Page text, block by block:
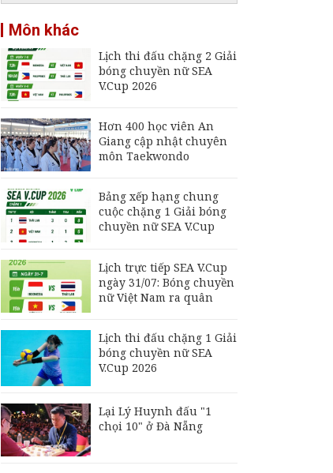
thế giới
Đội tuyển Việt Nam
thắng thuyết phục
dẫn đầu bảng A
VFF tiếp tục bán vé
trận Việt Nam -
Mỹ Đình
Bảng xếp hạng chung
cuộc chặng 1 Giải
Lịch thi đấu chặng 2
Giải bóng chuyền nữ
SEA V.Cup 2026
Môn khác
Lịch thi đấu chặng 2 Giải
bóng chuyền nữ SEA
V.Cup 2026
Hơn 400 học viên An
Giang cập nhật chuyên
môn Taekwondo
Bảng xếp hạng chung
cuộc chặng 1 Giải bóng
chuyền nữ SEA V.Cup
Lịch trực tiếp SEA V.Cup
ngày 31/07: Bóng chuyền
nữ Việt Nam ra quân
Lịch thi đấu chặng 1 Giải
bóng chuyền nữ SEA
V.Cup 2026
Lại Lý Huynh đấu "1
chọi 10" ở Đà Nẵng